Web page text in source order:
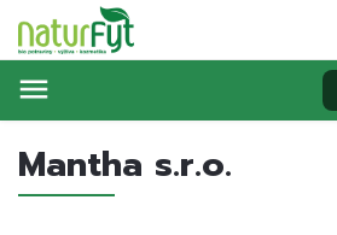
Mantha s.r.o.